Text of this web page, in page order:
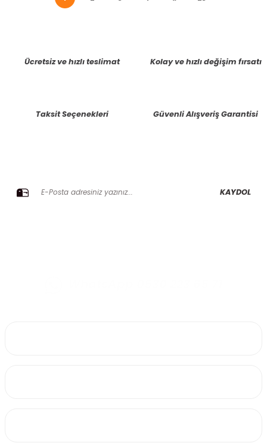
Ücretsiz ve hızlı teslimat Kolay ve hızlı değişim fırsatı
Taksit Seçenekleri Güvenli Alışveriş Garantisi
KAYDOL